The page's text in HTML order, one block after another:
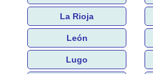
La Rioja
León
Lugo